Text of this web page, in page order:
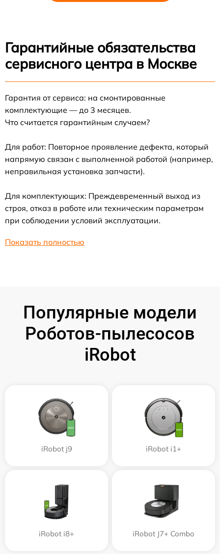
Гарантийные обязательства
сервисного центра в Москве
Гарантия от сервиса: на смонтированные
комплектующие — до 3 месяцев.
Что считается гарантийным случаем?
Для работ: Повторное проявление дефекта, который
напрямую связан с выполненной работой (например,
неправильная установка запчасти).
Для комплектующих: Преждевременный выход из
строя, отказ в работе или техническим параметрам
при соблюдении условий эксплуатации.
Показать полностью
Популярные модели
Роботов-пылесосов
iRobot
iRobot j9 iRobot i1+
iRobot i8+ iRobot J7+ Combo